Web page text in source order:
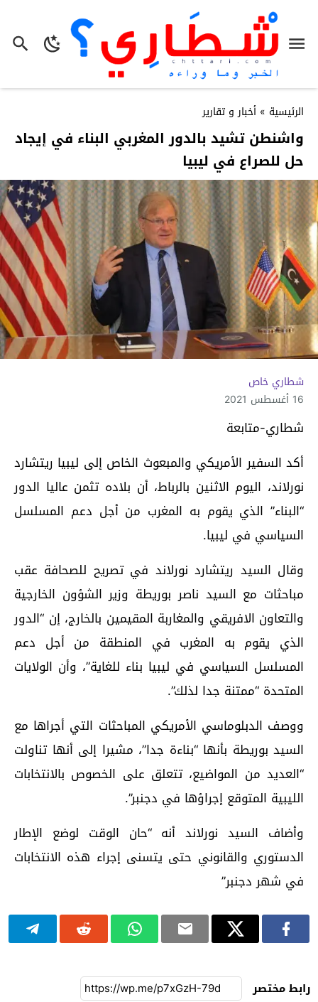
الرئيسية » أخبار و تقارير
واشنطن تشيد بالدور المغربي البناء في إيجاد
حل للصراع في ليبيا
شطاري خاص
16 أغسطس 2021
شطاري-متابعة
أكد السفير الأمريكي والمبعوث الخاص إلى ليبيا ريتشارد
نورلاند، اليوم الاثنين بالرباط، أن بلاده تثمن عاليا الدور
“البناء” الذي يقوم به المغرب من أجل دعم المسلسل
السياسي في ليبيا.
وقال السيد ريتشارد نورلاند في تصريح للصحافة عقب
مباحثات مع السيد ناصر بوريطة وزير الشؤون الخارجية
والتعاون الافريقي والمغاربة المقيمين بالخارج، إن “الدور
الذي يقوم به المغرب في المنطقة من أجل دعم
المسلسل السياسي في ليبيا بناء للغاية”، وأن الولايات
المتحدة “ممتنة جدا لذلك”.
ووصف الدبلوماسي الأمريكي المباحثات التي أجراها مع
السيد بوريطة بأنها “بناءة جدا”، مشيرا إلى أنها تناولت
“العديد من المواضيع، تتعلق على الخصوص بالانتخابات
الليبية المتوقع إجراؤها في دجنبر”.
وأضاف السيد نورلاند أنه “حان الوقت لوضع الإطار
الدستوري والقانوني حتى يتسنى إجراء هذه الانتخابات
في شهر دجنبر”
رابط مختصر